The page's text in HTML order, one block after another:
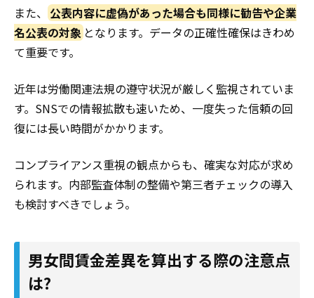
また、 公表内容に虚偽があった場合も同様に勧告や企業
名公表の対象 となります。データの正確性確保はきわめ
て重要です。
近年は労働関連法規の遵守状況が厳しく監視されていま
す。SNSでの情報拡散も速いため、一度失った信頼の回
復には長い時間がかかります。
コンプライアンス重視の観点からも、確実な対応が求め
られます。内部監査体制の整備や第三者チェックの導入
も検討すべきでしょう。
男女間賃金差異を算出する際の注意点
は?